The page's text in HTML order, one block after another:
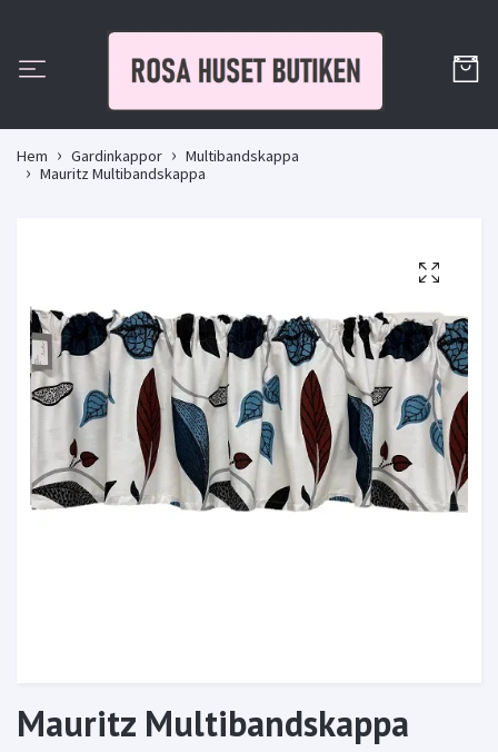
Hem Gardinkappor
Multibandskappa
Mauritz Multibandskappa
Mauritz Multibandskappa